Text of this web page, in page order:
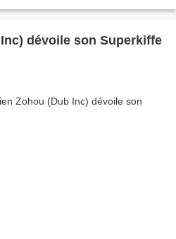
dévoile son Superkiffe